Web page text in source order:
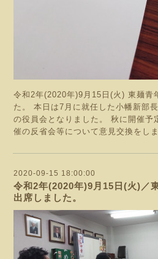
令和2年(2020年)9月15日(火) 東麺青
た。 本日は7月に就任した小幡新部
の役員会となりました。 秋に開催予
催の反省会等について意見交換をしま
2020-09-15 18:00:00
令和2年(2020年)9月15日(火)／
出席しました。